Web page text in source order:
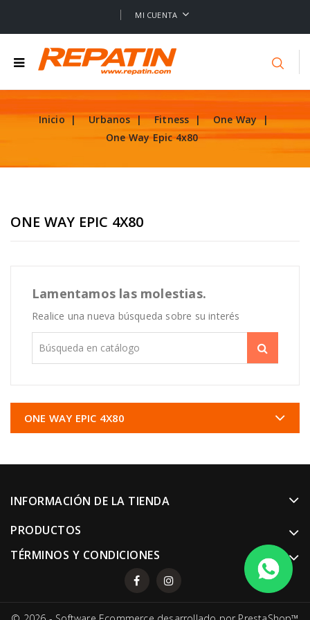
MI CUENTA
Inicio Urbanos Fitness
One Way
One Way Epic 4x80
ONE WAY EPIC 4X80
Lamentamos las molestias.
Realice una nueva búsqueda sobre su interés
ONE WAY EPIC 4X80
INFORMACIÓN DE LA TIENDA
PRODUCTOS
TÉRMINOS Y CONDICIONES